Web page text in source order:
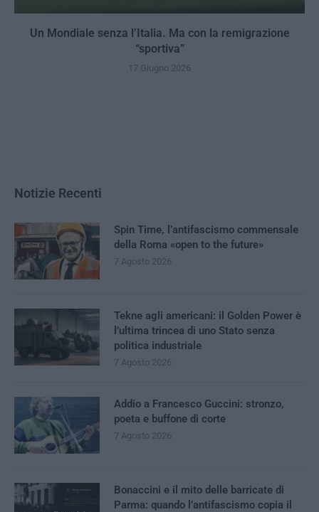
Un Mondiale senza l’Italia. Ma con la remigrazione
“sportiva”
17 Giugno 2026
Notizie Recenti
Spin Time, l’antifascismo commensale
della Roma «open to the future»
7 Agosto 2026
Tekne agli americani: il Golden Power è
l’ultima trincea di uno Stato senza
politica industriale
7 Agosto 2026
Addio a Francesco Guccini: stronzo,
poeta e buffone di corte
7 Agosto 2026
Bonaccini e il mito delle barricate di
Parma: quando l’antifascismo copia il